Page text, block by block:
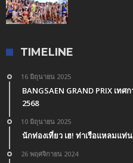
TIMELINE
16 มิถุนายน 2025
BANGSAEN GRAND PRIX เท
2568
10 มิถุนายน 2025
นักท่องเที่ยว เฮ! ท่าเรือแหลมแท่
26 พฤศจิกายน 2024